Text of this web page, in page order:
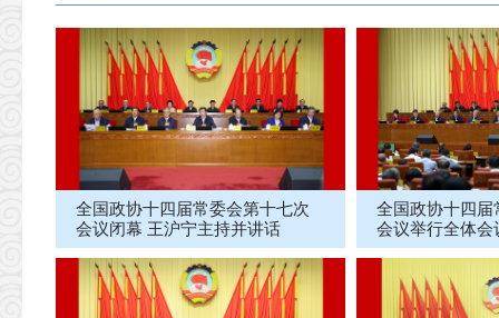
全国政协十四届常委会第十七次
会议闭幕 王沪宁主持并讲话
全国政协十四届
会议举行全体会